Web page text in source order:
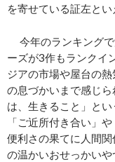
を寄せている証左とい
今年のランキングで
ーズが3作もランクイ
ジアの市場や屋台の
の息づかいまで感じ
は、生きること」と
「ご近所付き合い」
便利さの果てに人間
の温かいおせっかいや